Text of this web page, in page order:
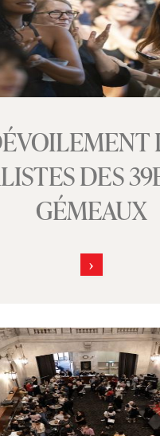
DES
GÉMEAUX